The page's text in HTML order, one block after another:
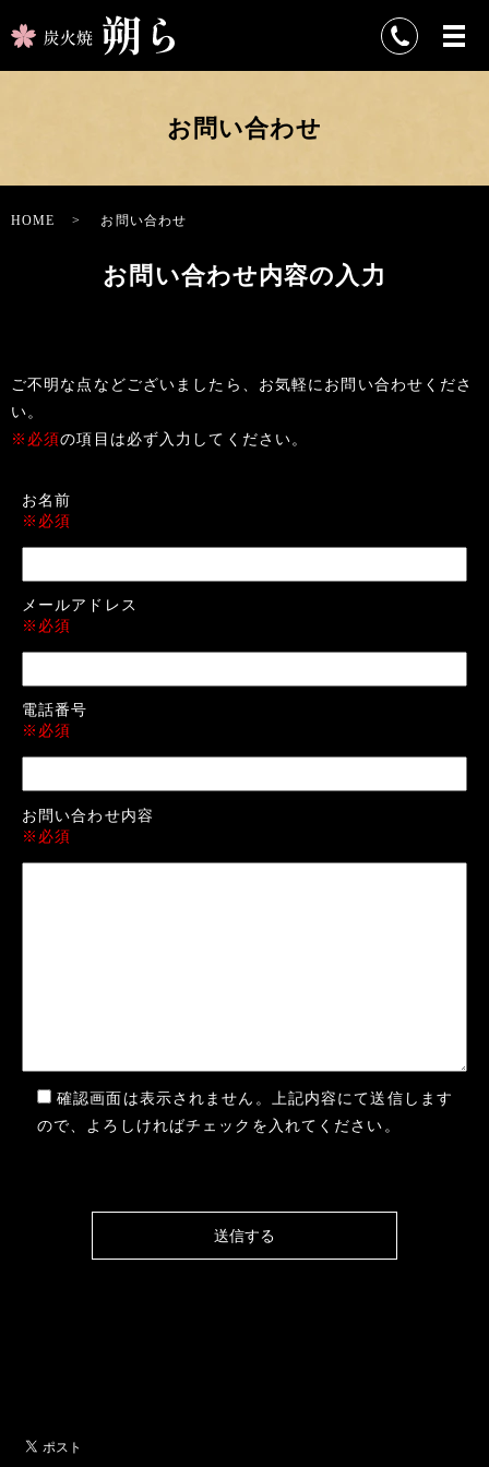
お問い合わせ
HOME お問い合わせ
お問い合わせ内容の入力
ご不明な点などございましたら、お気軽にお問い合わせくださ
い。
※必須の項目は必ず入力してください。
お名前
※必須
メールアドレス
※必須
電話番号
※必須
お問い合わせ内容
※必須
確認画面は表示されません。上記内容にて送信します
ので、よろしければチェックを入れてください。